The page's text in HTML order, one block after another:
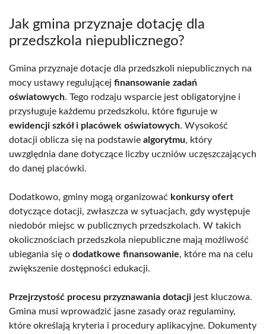
Jak gmina przyznaje dotację dla
przedszkola niepublicznego?
Gmina przyznaje dotacje dla przedszkoli niepublicznych na
mocy ustawy regulującej finansowanie zadań
oświatowych. Tego rodzaju wsparcie jest obligatoryjne i
przysługuje każdemu przedszkolu, które figuruje w
ewidencji szkół i placówek oświatowych. Wysokość
dotacji oblicza się na podstawie algorytmu, który
uwzględnia dane dotyczące liczby uczniów uczęszczających
do danej placówki.
Dodatkowo, gminy mogą organizować konkursy ofert
dotyczące dotacji, zwłaszcza w sytuacjach, gdy występuje
niedobór miejsc w publicznych przedszkolach. W takich
okolicznościach przedszkola niepubliczne mają możliwość
ubiegania się o dodatkowe finansowanie, które ma na celu
zwiększenie dostępności edukacji.
Przejrzystość procesu przyznawania dotacji jest kluczowa.
Gmina musi wprowadzić jasne zasady oraz regulaminy,
które określają kryteria i procedury aplikacyjne. Dokumenty